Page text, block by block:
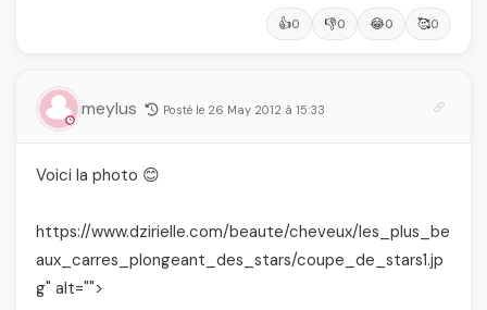
👍0 👎0 😂0 🥰0
meylus Posté le 26 May 2012 à 15:33
Voici la photo 😊
https://www.dzirielle.com/beaute/cheveux/les_plus_be
aux_carres_plongeant_des_stars/coupe_de_stars1.jp
g" alt="">